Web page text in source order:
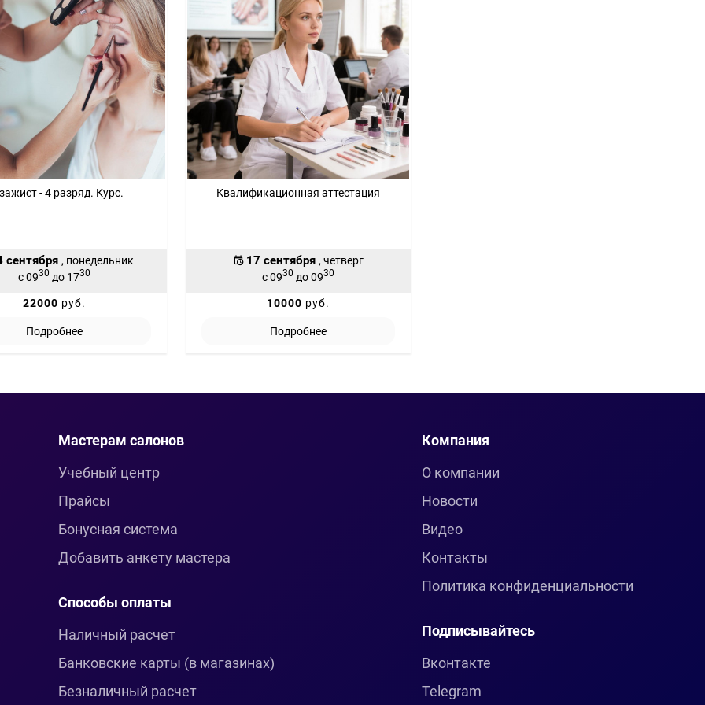
- 4 разряд. Курс.
сентября , понедельник
с 0930 до 1730
22000 руб.
Подробнее
Квалификационная аттестация
17 сентября , четверг
с 0930 до 0930
10000 руб.
Подробнее
Мастерам салонов
Учебный центр
Прайсы
Бонусная система
Добавить анкету мастера
Способы оплаты
Наличный расчет
Банковские карты (в магазинах)
Безналичный расчет
Компания
О компании
Новости
Видео
Контакты
Политика конфиденциальности
Подписывайтесь
Вконтакте
Telegram